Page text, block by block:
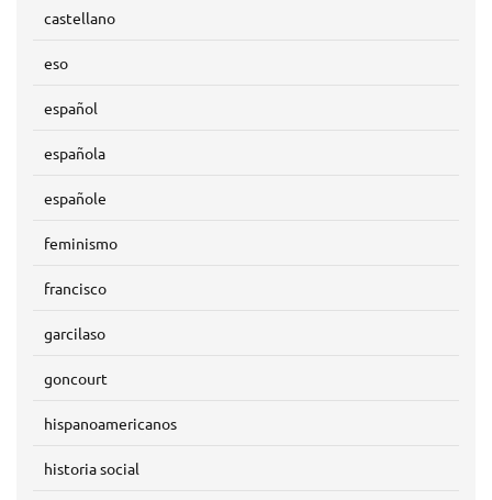
castellano
eso
español
española
españole
feminismo
francisco
garcilaso
goncourt
hispanoamericanos
historia social